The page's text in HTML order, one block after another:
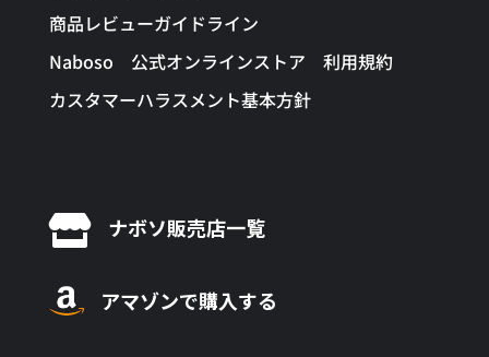
商品レビューガイドライン
Naboso 公式オンラインストア 利用規約
カスタマーハラスメント基本方針
 ナボソ販売店一覧
アマゾンで購入する